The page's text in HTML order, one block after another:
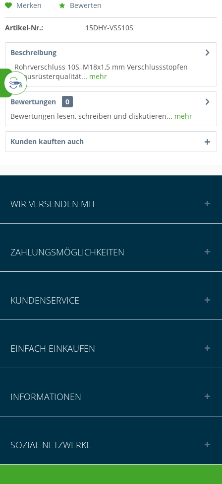
Merken Bewerten
Artikel-Nr.: 15DHY-VSS10S
Beschreibung
Rohrverschluss 10S, M18x1,5 mm Verschlussstopfen
Erstausrüsterqualität... mehr
Bewertungen
0
Bewertungen lesen, schreiben und diskutieren... mehr
Kunden kauften auch
WIR VERSENDEN MIT
ZAHLUNGSMÖGLICHKEITEN
KUNDENSERVICE
EINFACH EINKAUFEN
INFORMATIONEN
SOZIAL NETZWERKE